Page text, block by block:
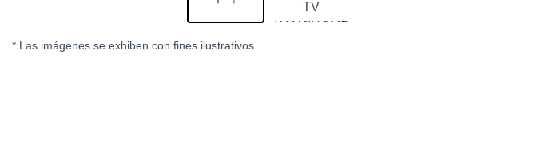
* Las imágenes se exhiben con fines ilustrativos.